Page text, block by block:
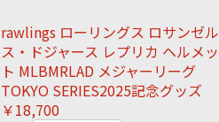
rawlings ローリングス ロサンゼル
ス・ドジャース レプリカ ヘルメッ
ト MLBMRLAD メジャーリーグ
TOKYO SERIES2025記念グッズ
￥18,700